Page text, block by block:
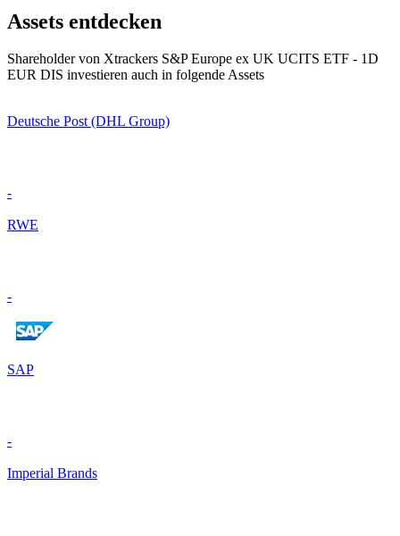
Assets entdecken
Shareholder von Xtrackers S&P Europe ex UK UCITS ETF - 1D
EUR DIS investieren auch in folgende Assets
Deutsche Post (DHL Group)
-
RWE
-
SAP
-
Imperial Brands